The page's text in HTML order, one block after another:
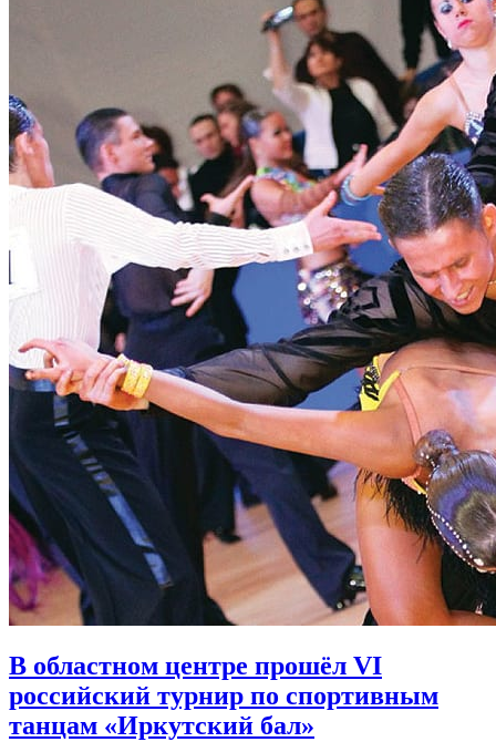
В областном центре прошёл VI
российский турнир по спортивным
танцам «Иркутский бал»